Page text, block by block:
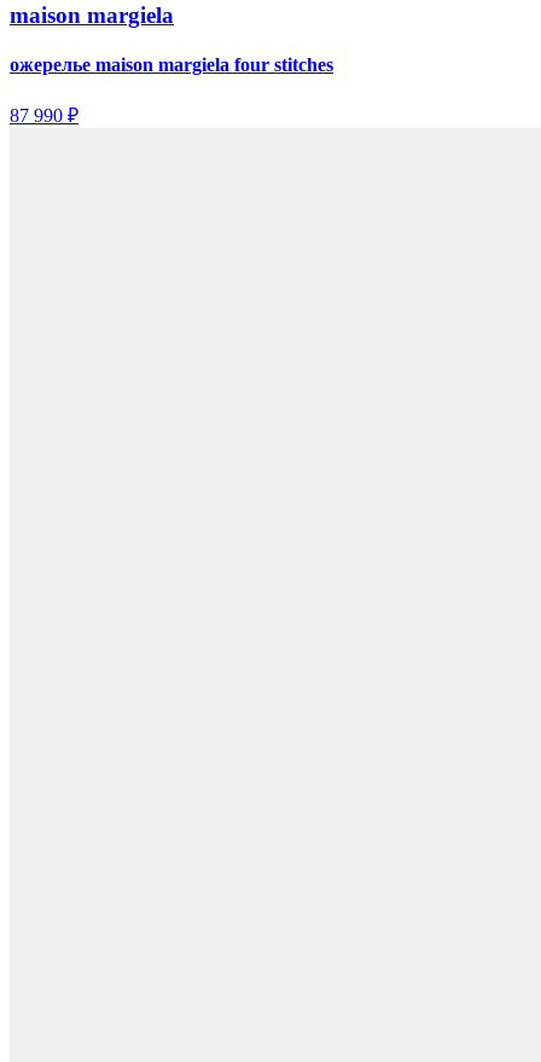
maison margiela
ожерелье maison margiela four stitches
87 990 ₽